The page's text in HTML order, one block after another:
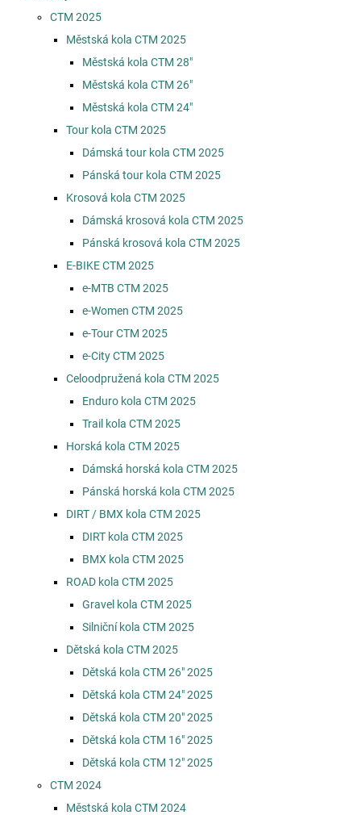
CTM 2025
Městská kola CTM 2025
Městská kola CTM 28"
Městská kola CTM 26"
Městská kola CTM 24"
Tour kola CTM 2025
Dámská tour kola CTM 2025
Pánská tour kola CTM 2025
Krosová kola CTM 2025
Dámská krosová kola CTM 2025
Pánská krosová kola CTM 2025
E-BIKE CTM 2025
e-MTB CTM 2025
e-Women CTM 2025
e-Tour CTM 2025
e-City CTM 2025
Celoodpružená kola CTM 2025
Enduro kola CTM 2025
Trail kola CTM 2025
Horská kola CTM 2025
Dámská horská kola CTM 2025
Pánská horská kola CTM 2025
DIRT / BMX kola CTM 2025
DIRT kola CTM 2025
BMX kola CTM 2025
ROAD kola CTM 2025
Gravel kola CTM 2025
Silniční kola CTM 2025
Dětská kola CTM 2025
Dětská kola CTM 26" 2025
Dětská kola CTM 24" 2025
Dětská kola CTM 20" 2025
Dětská kola CTM 16" 2025
Dětská kola CTM 12" 2025
CTM 2024
Městská kola CTM 2024